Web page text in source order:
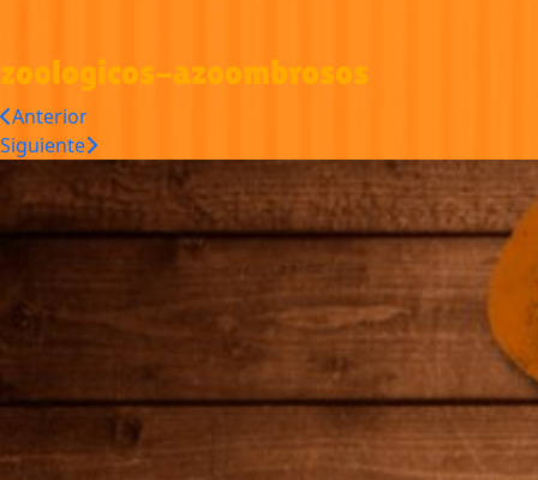
zoologicos-azoombrosos
Anterior
Siguiente